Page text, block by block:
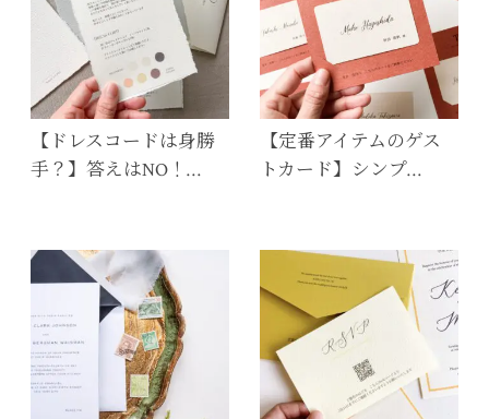
【ドレスコードは身勝
手？】答えはNO！…
【定番アイテムのゲス
トカード】シンプ…